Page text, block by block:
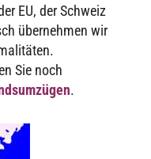
EU, der Schweiz
über­neh­men wir
Sie noch
.